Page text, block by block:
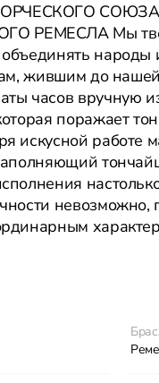
Мы
народы
жившим до
часов вручную
поражает
искусной работе
невозможно,